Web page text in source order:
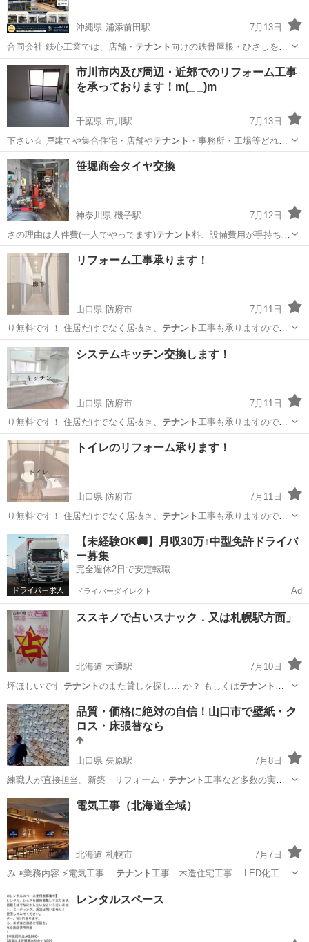
沖縄県 浦添前田駅
7月13日
合同会社 鉄心工業では、店舗・ テナント 向けの鉄骨屋根・ひさしをオ
ーダーメイ…
沖縄 中頭郡 浦添前田駅 その他 テナント
市川市内及び周辺・近郊でのリフォーム工事
を承っております！m(_ _)m
千葉県 市川駅
7月13日
下さい☆ 戸建てや集合住宅・店舗やテナント ・事務所・工場等どれで
も対応致します…
千葉 市川市 市川駅 リフォーム
笹堀商会タイヤ交換
神奈川県 磯子駅
7月12日
さの理由は人件費(一人でやってます)テナント料、設備費用が手持ちの
為かかりません…
神奈川 横浜市 その他 タイヤ
リフォーム工事承ります！
山口県 防府市
7月11日
り無料です！ 住居だけでなく居抜き、 テナント工事も承りますので、
お気軽にご連絡く…
山口 防府市 リフォーム 無料
システムキッチン交換します！
山口県 防府市
7月11日
り無料です！ 住居だけでなく居抜き、 テナント工事も承りますので、
お気軽にご連絡く…
山口 防府市 リフォーム
トイレのリフォーム承ります！
山口県 防府市
7月11日
り無料です！ 住居だけでなく居抜き、 テナント 工事も承りますので、
お気軽にご連絡く…
山口 防府市 リフォーム 無料
【未経験OK🚚】月収30万↑中型免許ドライバ
ー募集
完全週休2日で安定転職
ドライバーダイレクト Ad
ススキノで占いスナック．又は札幌駅方面」
北海道 大通駅
7月10日
坪ほしいです テナントのまた貸しを探し… か？ もしくはテナント
いてる場所はな…
北海道 札幌市 大通駅 占い 占い師
品質・価格に絶対の自信！山口市で壁紙・ク
ロス・床張替なら
山口県 矢原駅
7月8日
練職人が直接担当。新築・リフォーム・ テナント 工事など多数の実績
・迅速かつ丁寧…
山口 山口市 矢原駅 その他 張替
電気工事（北海道全域）
北海道 札幌市
7月7日
み ◉業務内容 ⚡︎電気工事 テナント工事 木造住宅工事 LED化工
事 …
北海道 札幌市 リフォーム
レンタルスペース